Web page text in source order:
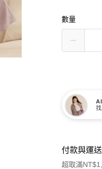
數量
AI
付款與運
超取滿